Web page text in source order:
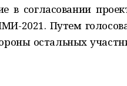
в согласовании
2021. Путем
остальных